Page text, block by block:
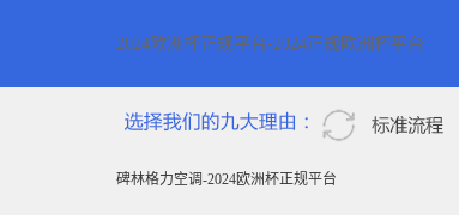
2024欧洲杯正规平台-2024正规欧洲杯平台
碑林格力空调-2024欧洲杯正规平台